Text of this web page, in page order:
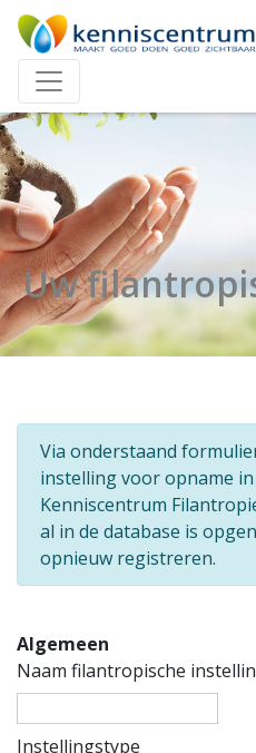
Uw
Via onderstaand
instelling voor opname
Kenniscentrum
al in de database is
opnieuw registreren.
Algemeen
Naam filantropische
Instellingstype